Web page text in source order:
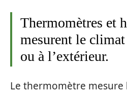
Thermomètres et
mesurent le
ou à l’extérieur.
Le thermomètre